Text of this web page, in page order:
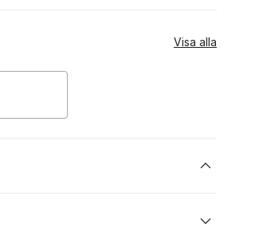
Visa alla